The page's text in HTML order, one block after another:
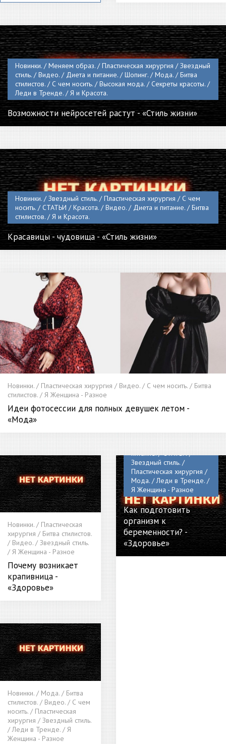
Новинки. / Меняем образ. / Пластическая хирургия / Звездный
стиль. / Видео. / Диета и питание. / Шопинг. / Мода. / Битва
стилистов. / С чем носить. / Высокая мода. / Секреты красоты. /
Леди в Тренде. / Я и Красота.
Возможности нейросетей растут - «Стиль жизни»
Новинки. / Звездный стиль. / Пластическая хирургия / С чем
носить. / СТАТЬИ / Красота. / Видео. / Диета и питание. / Битва
стилистов. / Я и Красота.
Красавицы - чудовища - «Стиль жизни»
Новинки. / Пластическая хирургия / Видео. / С чем носить. / Битва
стилистов. / Я Женщина - Разное
Идеи фотосессии для полных девушек летом -
«Мода»
Новинки. / Пластическая
хирургия / Битва стилистов.
/ Видео. / Звездный стиль.
/ Я Женщина - Разное
Почему возникает
крапивница -
«Здоровье»
питание. / СТАТЬИ /
Звездный стиль. /
Пластическая хирургия /
Мода. / Леди в Тренде. /
Я Женщина - Разное
Как подготовить
организм к
беременности? -
«Здоровье»
Новинки. / Мода. / Битва
стилистов. / Видео. / С чем
носить. / Пластическая
хирургия / Звездный стиль.
/ Леди в Тренде. / Я
Женщина - Разное